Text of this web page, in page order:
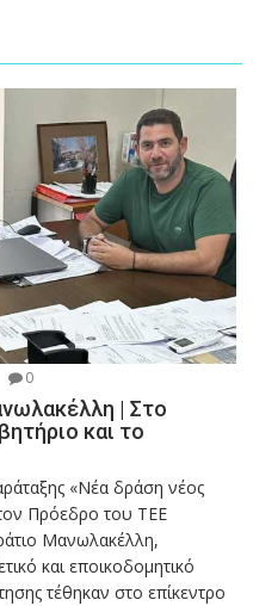
0
| Στο
και το
«Νέα δράση νέος
Πρόεδρο του ΤΕΕ
Μανωλακέλλη,
και εποικοδομητικό
τέθηκαν στο επίκεντρο